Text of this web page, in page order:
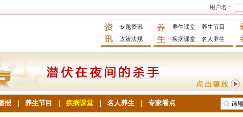
用户名：
专题资讯
政策法规
养生课堂
养生节目
疾病课堂
名人养生
报 养生节目 疾病课堂 名人养生 专家看点